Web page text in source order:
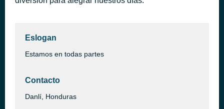
Eslogan
Estamos en todas partes
Contacto
Danlí, Honduras